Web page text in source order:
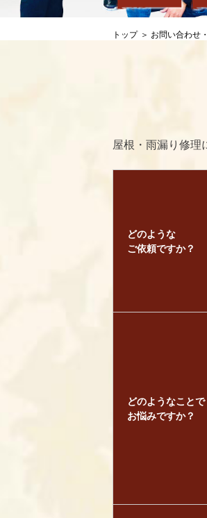
トップ お問い合わせ
屋根・雨漏り修理
どのような
ご依頼ですか？
どのようなことで
お悩みですか？